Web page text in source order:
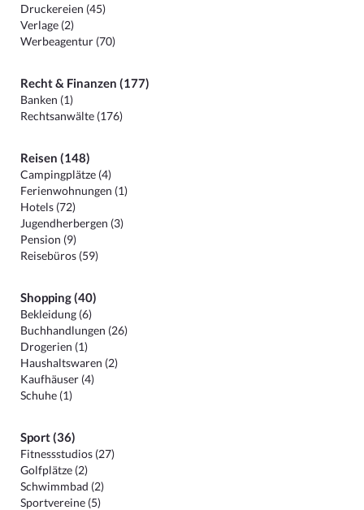
Druckereien (45)
Verlage (2)
Werbeagentur (70)
Recht & Finanzen (177)
Banken (1)
Rechtsanwälte (176)
Reisen (148)
Campingplätze (4)
Ferienwohnungen (1)
Hotels (72)
Jugendherbergen (3)
Pension (9)
Reisebüros (59)
Shopping (40)
Bekleidung (6)
Buchhandlungen (26)
Drogerien (1)
Haushaltswaren (2)
Kaufhäuser (4)
Schuhe (1)
Sport (36)
Fitnessstudios (27)
Golfplätze (2)
Schwimmbad (2)
Sportvereine (5)